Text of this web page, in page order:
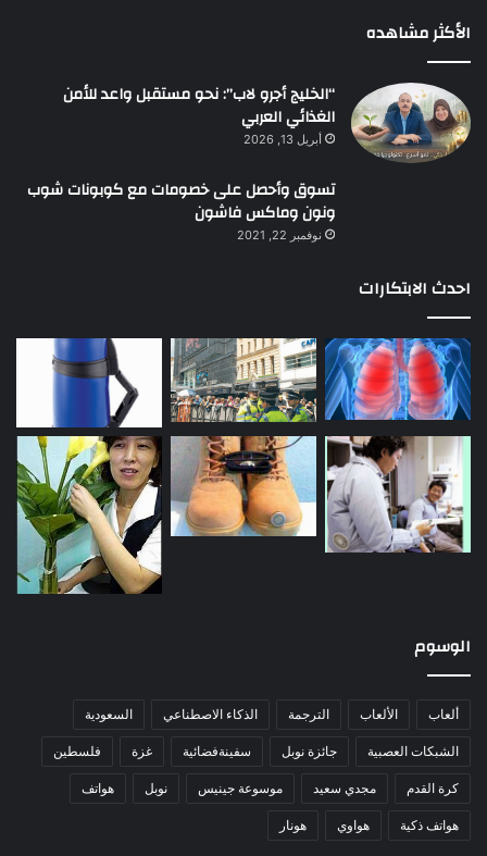
الأكثر مشاهده
“الخليج أجرو لاب”: نحو مستقبل واعد للأمن
الغذائي العربي
أبريل 13, 2026
تسوق وأحصل على خصومات مع كوبونات شوب
ونون وماكس فاشون
نوفمبر 22, 2021
احدث الابتكارات
الوسوم
ألعاب الألعاب الترجمة الذكاء الاصطناعي السعودية
الشبكات العصبية جائزة نوبل سفينةفضائية غزة فلسطين
كرة القدم مجدي سعيد موسوعة جينيس نوبل هواتف
هواتف ذكية هواوي هونار